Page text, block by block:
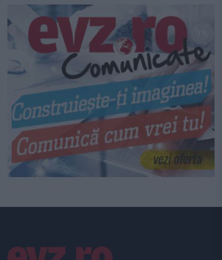
Linkuri utile